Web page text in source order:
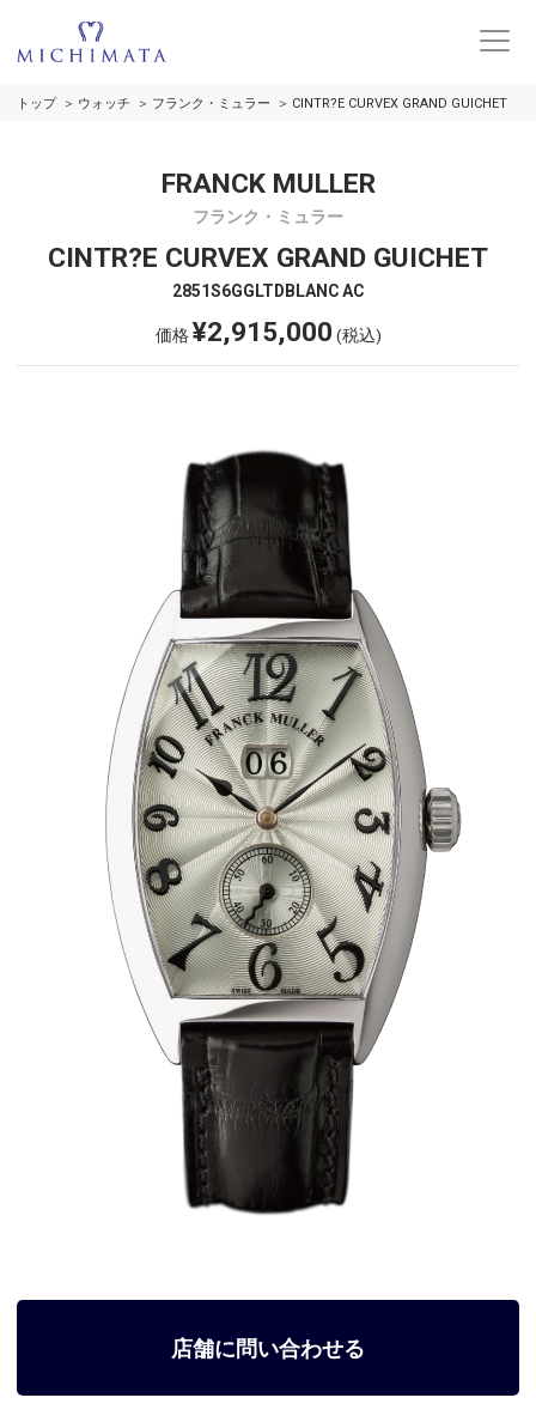
トップ ウォッチ フランク・ミュラー CINTR?E CURVEX GRAND GUICHET
FRANCK MULLER
フランク・ミュラー
CINTR?E CURVEX GRAND GUICHET
2851S6GGLTDBLANC AC
価格¥2,915,000 (税込)
店舗に問い合わせる